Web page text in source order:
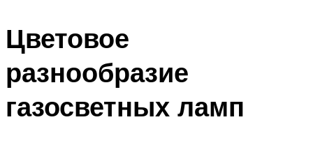
Цветовое
разнообразие
газосветных ламп